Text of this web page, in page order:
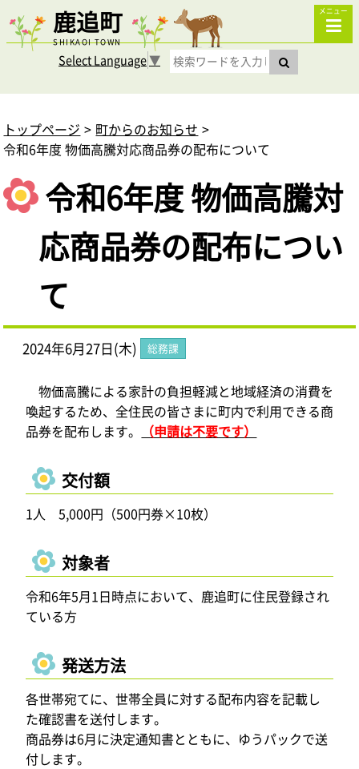
鹿追町
SHIKAOI TOWN
メニュー
Select Language▼
トップページ
町からのお知らせ
令和6年度 物価高騰対応商品券の配布について
令和6年度 物価高騰対
応商品券の配布につい
て
2024年6月27日(木) 総務課
物価高騰による家計の負担軽減と地域経済の消費を
喚起するため、全住民の皆さまに町内で利用できる商
品券を配布します。
（申請は不要です）
交付額
1人 5,000円（500円券×10枚）
対象者
令和6年5月1日時点において、鹿追町に住民登録され
ている方
発送方法
各世帯宛てに、世帯全員に対する配布内容を記載し
た確認書を送付します。
商品券は6月に決定通知書とともに、ゆうパックで送
付します。